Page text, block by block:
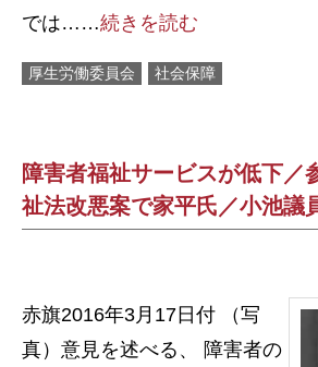
では……続きを読む
厚生労働委員会 社会保障
障害者福祉サービスが低下
祉法改悪案で家平氏／小池議
赤旗2016年3月17日付 （写
真）意見を述べる、 障害者の